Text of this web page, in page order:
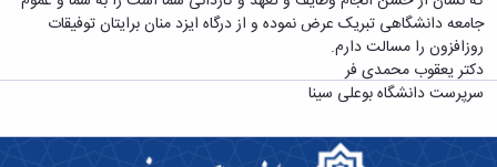
ساختار
سازمانی
سازمان
دانشگاه
حوزه
دانشجویان
غیرایرانی
مهمانی
و
انتقال
حمایت‌های
علم
و
فناوری
مراکز
تحقیقات
پژوهشکده
علوم
نفت
علوم
انسانی
هنر
معماری
دانشگاه
رفاهی
دانشجویان
مدیریت
دانشجویان
التحصیلان
برنامه
فعالیت‌های
دانشجویی
پایگاه
خبری
پیشخوان
جامعه دانشگاهی تبریک عرض نموده و از درگاه ایزد منان برایتان توفیقات
روزافزون را مسالت دارم.
دکتر یعقوب محمدی فر
سرپرست دانشگاه بوعلی سینا